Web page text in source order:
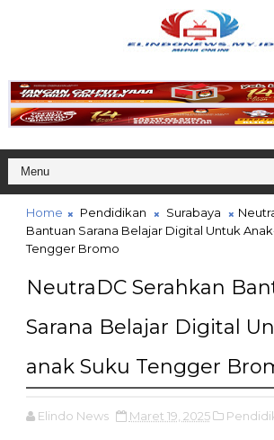
Home Pendidikan Surabaya
Bantuan Sarana Belajar Digital Untuk
Tengger Bromo
NeutraDC Serahkan
Sarana Belajar Digital
anak Suku Tengger
Elindo News Maret 19, 2025